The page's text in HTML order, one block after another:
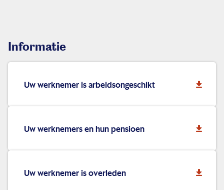
Informatie
Uw werknemer is arbeidsongeschikt
Uw werknemers en hun pensioen
Uw werknemer is overleden